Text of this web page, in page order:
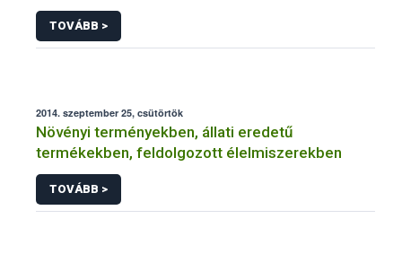
NÉBIH
TOVÁBB >
2014. szeptember 25, csütörtök
Növényi terményekben, állati eredetű
termékekben, feldolgozott élelmiszerekben
TOVÁBB >